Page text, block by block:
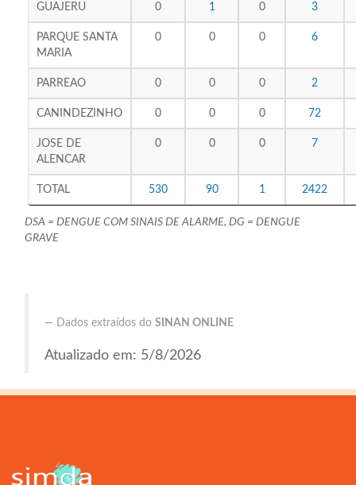
GUAJERU 0 1 0 3
PARQUE SANTA
MARIA
0 0 0 6
PARREAO 0 0 0 2
CANINDEZINHO 0 0 0 72
JOSE DE
ALENCAR
0 0 0 7
TOTAL 530 90 1 2422
DSA = DENGUE COM SINAIS DE ALARME, DG = DENGUE
GRAVE
Dados extraídos doSINAN ONLINE
Atualizado em: 5/8/2026